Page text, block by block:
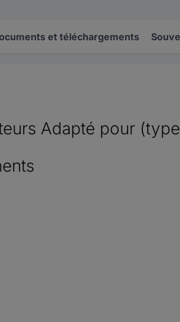
et téléchargements
Adapté pour